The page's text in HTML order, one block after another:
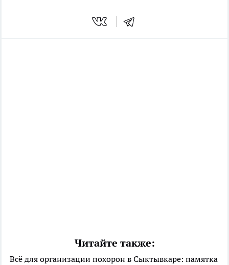
Читайте также:
Всё для организации похорон в Сыктывкаре: памятка